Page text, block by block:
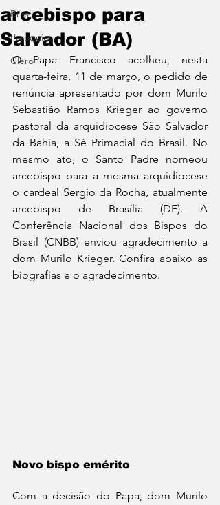
Brasil
Paróquias
Clero
arcebispo para
Salvador (BA)
O Papa Francisco acolheu, nesta
quarta-feira, 11 de março, o pedido de
renúncia apresentado por dom Murilo
Sebastião Ramos Krieger ao governo
pastoral da arquidiocese São Salvador
da Bahia, a Sé Primacial do Brasil. No
mesmo ato, o Santo Padre nomeou
arcebispo para a mesma arquidiocese
o cardeal Sergio da Rocha, atualmente
arcebispo de Brasília (DF). A
Conferência Nacional dos Bispos do
Brasil (CNBB) enviou agradecimento a
dom Murilo Krieger. Confira abaixo as
biografias e o agradecimento.
Novo bispo emérito
Com a decisão do Papa, dom Murilo